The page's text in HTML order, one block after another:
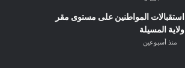
استقبالات المواطنين على مستوى مقر
ولاية المسيلة
منذ أسبوعين